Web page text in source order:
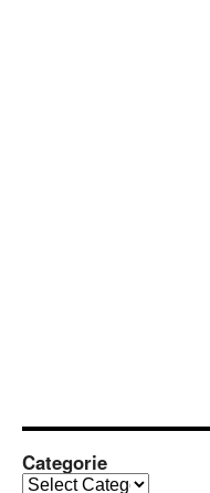
Categorie